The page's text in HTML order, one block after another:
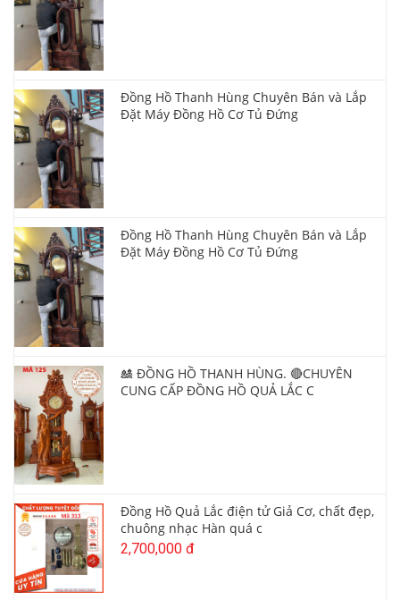
Đồng Hồ Thanh Hùng Chuyên Bán và Lắp
Đặt Máy Đồng Hồ Cơ Tủ Đứng
Đồng Hồ Thanh Hùng Chuyên Bán và Lắp
Đặt Máy Đồng Hồ Cơ Tủ Đứng
🎎 ĐỒNG HỒ THANH HÙNG. 🔴CHUYÊN
CUNG CẤP ĐỒNG HỒ QUẢ LẮC C
Đồng Hồ Quả Lắc điện tử Giả Cơ, chất đẹp,
chuông nhạc Hàn quá c
2,700,000 đ